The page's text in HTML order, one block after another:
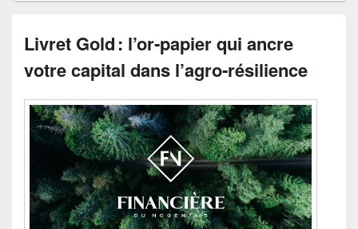
Livret Gold : l’or‑papier qui ancre
votre capital dans l’agro‑résilience